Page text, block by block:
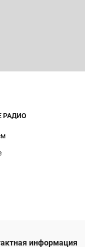
РАДИО
информация